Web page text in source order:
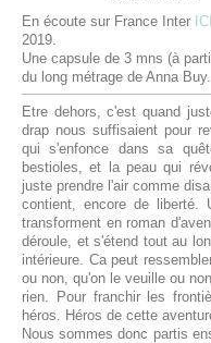
En écoute sur France Inter
2019.
Une capsule de 3 mns (à
du long métrage de Anna Buy.
Etre dehors, c'est quand
drap nous suffisaient pour
qui s'enfonce dans sa
bestioles, et la peau qui
juste prendre l'air comme
contient, encore de liberté.
transforment en roman
déroule, et s'étend tout au
intérieure. Ca peut
ou non, qu'on le veuille ou
rien. Pour franchir les
héros. Héros de cette
Nous sommes donc partis